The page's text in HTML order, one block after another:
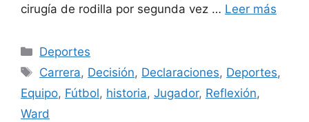
cirugía de rodilla por segunda vez … Leer más
Categorías
Deportes
Etiquetas
Carrera, Decisión, Declaraciones, Deportes,
Equipo, Fútbol, historia, Jugador, Reflexión,
Ward